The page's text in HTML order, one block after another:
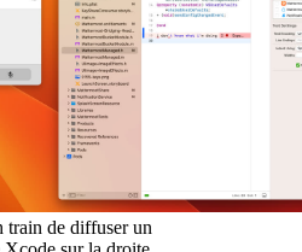
train de diffuser un